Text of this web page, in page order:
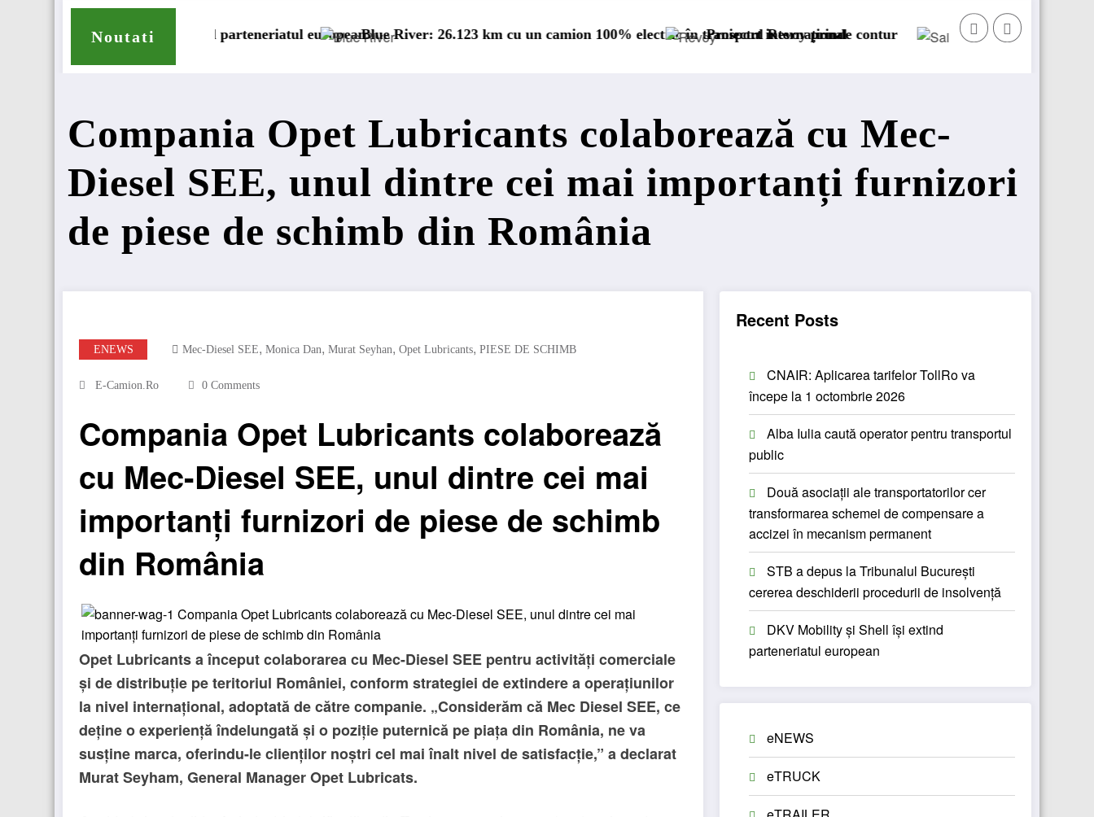
Noutati
parteneriatul european Blue River: 26.123 km cu un camion 100% electric în transport internațional
Proiectul Revoy prinde contur Sailun își extinde gama de anvelope pentru
Compania Opet Lubricants colaborează cu Mec-
Diesel SEE, unul dintre cei mai importanți furnizori
de piese de schimb din România
ENEWS Mec-Diesel SEE, Monica Dan, Murat Seyhan, Opet Lubricants, PIESE DE SCHIMB
E-Camion.ro 0 Comments
Compania Opet Lubricants colaborează
cu Mec-Diesel SEE, unul dintre cei mai
importanți furnizori de piese de schimb
din România
Opet Lubricants a început colaborarea cu Mec-Diesel SEE pentru activități comerciale
și de distribuție pe teritoriul României, conform strategiei de extindere a operațiunilor
la nivel internațional, adoptată de către companie. „Considerăm că Mec Diesel SEE, ce
deține o experiență îndelungată și o poziție puternică pe piața din România, ne va
susține marca, oferindu-le clienților noștri cel mai înalt nivel de satisfacție,” a declarat
Murat Seyham, General Manager Opet Lubricats.
Recent Posts
CNAIR: Aplicarea tarifelor TollRo va
începe la 1 octombrie 2026
Alba Iulia caută operator pentru transportul
public
Două asociații ale transportatorilor cer
transformarea schemei de compensare a
accizei în mecanism permanent
STB a depus la Tribunalul București
cererea deschiderii procedurii de insolvență
DKV Mobility și Shell își extind
parteneriatul european
eNEWS
eTRUCK